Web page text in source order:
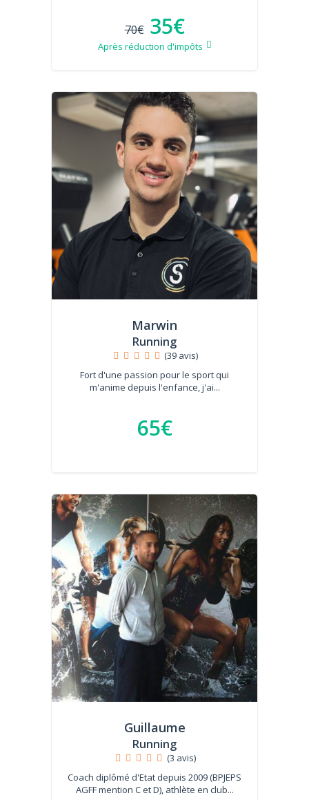
70€ 35€
Après réduction d'impôts
Marwin
Running
(39 avis)
Fort d'une passion pour le sport qui
m'anime depuis l'enfance, j'ai...
65€
Guillaume
Running
(3 avis)
Coach diplômé d'Etat depuis 2009 (BPJEPS
AGFF mention C et D), athlète en club...